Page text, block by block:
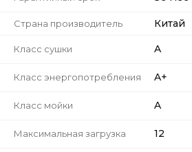
Страна производитель Китай
Класс сушки A
Класс энергопотребления A+
Класс мойки A
Максимальная загрузка 12